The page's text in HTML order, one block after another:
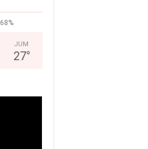
68%
JUM
27°